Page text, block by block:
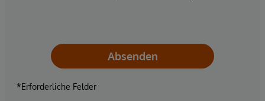
Absenden
*Erforderliche Felder